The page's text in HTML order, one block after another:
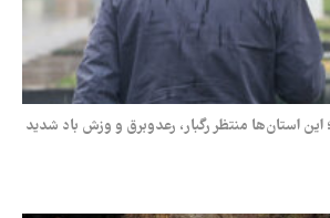
این استان‌ها منتظر رگبار، رعدوبرق و وزش باد شدید